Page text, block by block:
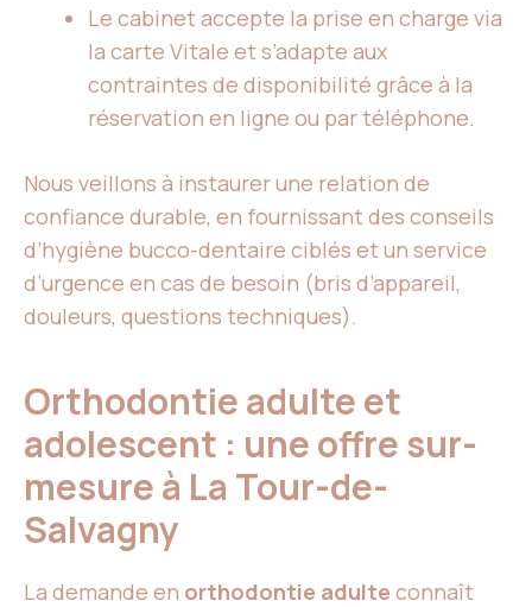
Le cabinet accepte la prise en charge via
la carte Vitale et s’adapte aux
contraintes de disponibilité grâce à la
réservation en ligne ou par téléphone.
Nous veillons à instaurer une relation de
confiance durable, en fournissant des conseils
d’hygiène bucco-dentaire ciblés et un service
d’urgence en cas de besoin (bris d’appareil,
douleurs, questions techniques).
Orthodontie adulte et
adolescent : une offre sur-
mesure à La Tour-de-
Salvagny
La demande en orthodontie adulte connaît